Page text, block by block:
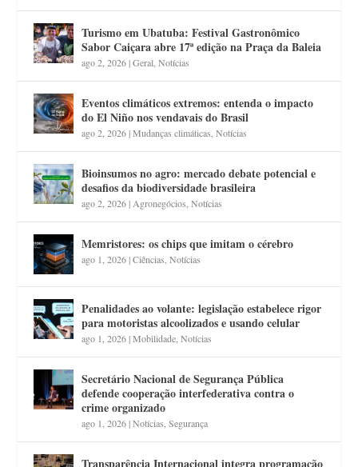
Turismo em Ubatuba: Festival Gastronômico
Sabor Caiçara abre 17ª edição na Praça da Baleia
ago 2, 2026|Geral ,Notícias
Eventos climáticos extremos: entenda o impacto
do El Niño nos vendavais do Brasil
ago 2, 2026|Mudanças climáticas ,Notícias
Bioinsumos no agro: mercado debate potencial e
desafios da biodiversidade brasileira
ago 2, 2026| Agronegócios ,Notícias
Memristores: os chips que imitam o cérebro
ago 1, 2026|Ciências ,Notícias
Penalidades ao volante: legislação estabelece rigor
para motoristas alcoolizados e usando celular
ago 1, 2026|Mobilidade ,Notícias
Secretário Nacional de Segurança Pública
defende cooperação interfederativa contra o
crime organizado
ago 1, 2026|Notícias ,Segurança
Transparência Internacional integra programação